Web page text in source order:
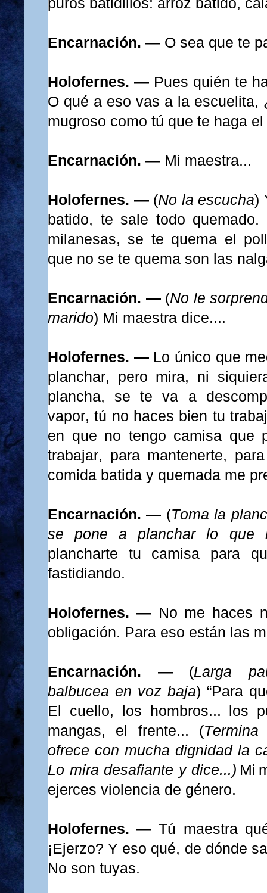
Encarnación. — O sea que te
Holofernes. — Pues quién te
O qué a eso vas a la escuelita,
mugroso como tú que te haga
Encarnación. — Mi maestra...
Holofernes. — (No la escucha)
batido, te sale todo
milanesas, se te quema el
que no se te quema son las
Encarnación. — (No le
marido) Mi maestra dice....
Holofernes. — Lo único que
planchar, pero mira, ni
plancha, se te va a
vapor, tú no haces bien tu
en que no tengo camisa que
trabajar, para mantenerte,
comida batida y quemada me
Encarnación. — (Toma la
se pone a planchar lo que
plancharte tu camisa para
fastidiando.
Holofernes. — No me haces
obligación. Para eso están las
Encarnación. — (Larga
balbucea en voz baja) “Para
El cuello, los hombros... los
mangas, el frente... (
ofrece con mucha dignidad la
Lo mira desafiante y dice...) Mi
ejerces violencia de género.
Holofernes. —Tú maestra
¡Ejerzo? Y eso qué, de dónde
No son tuyas.